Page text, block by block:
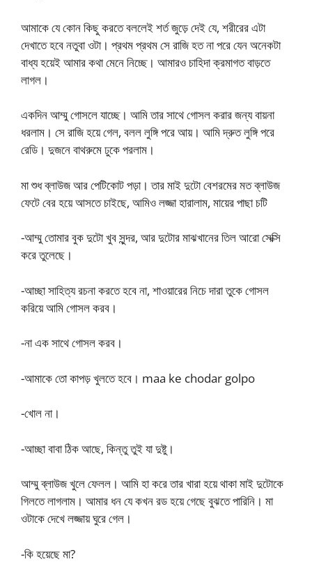
আমাকে যে কোন কিছু করতে বললেই শর্ত জুড়ে দেই যে, শরীরের এটা
দেখাতে হবে নতুবা ওটা। প্রথম প্রথম সে রাজি হত না পরে যেন অনেকটা
বাধ্য হয়েই আমার কথা মেনে নিচ্ছে। আমারও চাহিদা ক্রমাগত বাড়তে
লাগল।
একদিন আম্মু গোসলে যাচ্ছে। আমি তার সাথে গোসল করার জন্য বায়না
ধরলাম। সে রাজি হয়ে গেল, বলল লুঙ্গি পরে আয়। আমি দ্রুত লুঙ্গি পরে
রেডি। দুজনে বাথরুমে ঢুকে পরলাম।
মা শুধ ব্লাউজ আর পেটিকোট পড়া। তার মাই দুটো বেশরমের মত ব্লাউজ
ফেটে বের হয়ে আসতে চাইছে, আমিও লজ্জা হারালাম, মায়ের পাছা চটি
-আম্মু তোমার বুক দুটো খুব সুন্দর, আর দুটোর মাঝখানের তিল আরো সেক্সি
করে তুলেছে।
-আচ্ছা সাহিত্য রচনা করতে হবে না, শাওয়ারের নিচে দারা তুকে গোসল
করিয়ে আমি গোসল করব।
-না এক সাথে গোসল করব।
-আমাকে তো কাপড় খুলতে হবে। maa ke chodar golpo
-খোল না।
-আচ্ছা বাবা ঠিক আছে, কিন্তু তুই যা দুষ্টু।
আম্মু ব্লাউজ খুলে ফেলল। আমি হা করে তার খারা হয়ে থাকা মাই দুটোকে
গিলতে লাগলাম। আমার ধন যে কখন রড হয়ে গেছে বুঝতে পারিনি। মা
ওটাকে দেখে লজ্জায় ঘুরে গেল।
-কি হয়েছে মা?